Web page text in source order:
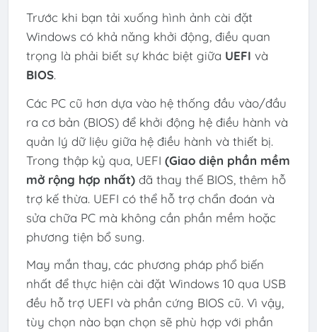
Trước khi bạn tải xuống hình ảnh cài đặt
Windows có khả năng khởi động, điều quan
trọng là phải biết sự khác biệt giữa UEFI và
BIOS.
Các PC cũ hơn dựa vào hệ thống đầu vào/đầu
ra cơ bản (BIOS) để khởi động hệ điều hành và
quản lý dữ liệu giữa hệ điều hành và thiết bị.
Trong thập kỷ qua, UEFI (Giao diện phần mềm
mở rộng hợp nhất)đã thay thế BIOS, thêm hỗ
trợ kế thừa. UEFI có thể hỗ trợ chẩn đoán và
sửa chữa PC mà không cần phần mềm hoặc
phương tiện bổ sung.
May mắn thay, các phương pháp phổ biến
nhất để thực hiện cài đặt Windows 10 qua USB
đều hỗ trợ UEFI và phần cứng BIOS cũ. Vì vậy,
tùy chọn nào bạn chọn sẽ phù hợp với phần